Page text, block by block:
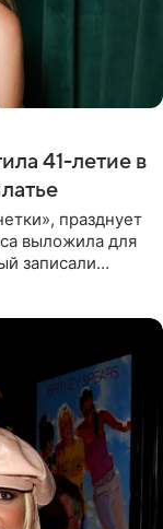
41-летие в
празднует
выложила для
записали